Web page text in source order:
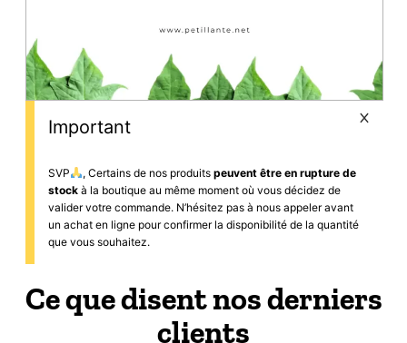
Important
SVP , Certains de nos produits peuvent être en rupture de
stock à la boutique au même moment où vous décidez de
valider votre commande. N’hésitez pas à nous appeler avant
un achat en ligne pour confirmer la disponibilité de la quantité
que vous souhaitez.
Ce que disent nos derniers
clients